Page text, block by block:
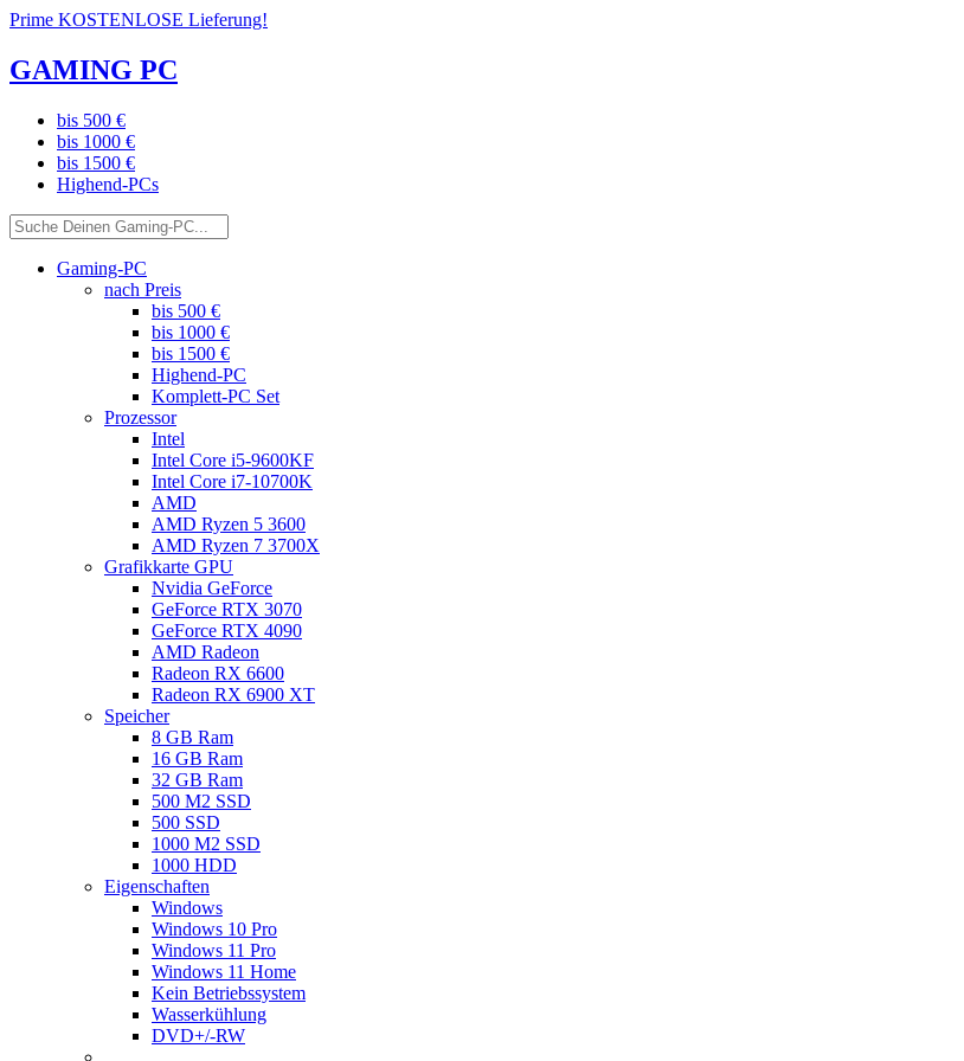
Prime KOSTENLOSE Lieferung!
GAMING PC
bis 500 €
bis 1000 €
bis 1500 €
Highend-PCs
Gaming-PC
nach Preis
bis 500 €
bis 1000 €
bis 1500 €
Highend-PC
Komplett-PC Set
Prozessor
Intel
Intel Core i5-9600KF
Intel Core i7-10700K
AMD
AMD Ryzen 5 3600
AMD Ryzen 7 3700X
Grafikkarte GPU
Nvidia GeForce
GeForce RTX 3070
GeForce RTX 4090
AMD Radeon
Radeon RX 6600
Radeon RX 6900 XT
Speicher
8 GB Ram
16 GB Ram
32 GB Ram
500 M2 SSD
500 SSD
1000 M2 SSD
1000 HDD
Eigenschaften
Windows
Windows 10 Pro
Windows 11 Pro
Windows 11 Home
Kein Betriebssystem
Wasserkühlung
DVD+/-RW